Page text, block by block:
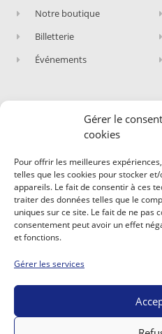
Gérer le
cookies
Pour offrir les meilleures
telles que les cookies pour stocker
appareils. Le fait de consentir à ces
traiter des données telles que le
uniques sur ce site. Le fait de ne pas
consentement peut avoir un effet
et fonctions.
Gérer les services
Notre boutique
Billetterie
Événements
ABONNEZ-VOUS À
Cours !
Abonnez-vous et recevez
nos évènements et